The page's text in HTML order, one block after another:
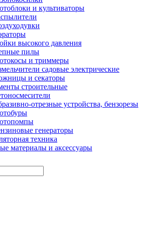
и культиваторы
высокого давления
пилы
и триммеры
садовые электрические
и секаторы
строительные
отрезные устройства, бензорезы
генераторы
техника
материалы и аксессуары